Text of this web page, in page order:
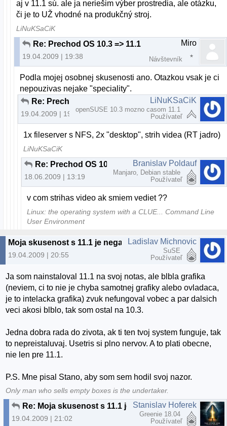
aj v 11.1 sú. ale ja neriešim výber prostredia, ale otázku,
či je to UŽ vhodné na produkčný stroj.
LiNuKSaCiK
Re: Prechod OS 10.3 => 11.1
19.04.2009 | 19:38
Miro
Návštevník
Podla mojej osobnej skusenosti ano. Otazkou vsak je ci
nepouzivas nejake "speciality".
Re: Prechod OS 10.3 => 11.1
19.04.2009 | 19:53
LiNuKSaCiK
openSUSE 10.3 mozno casom 11.1
Používateľ
1x fileserver s NFS, 2x "desktop", strih videa (RT jadro)
LiNuKSaCiK
Re: Prechod OS 10.3 => 11.1
18.06.2009 | 13:19
Branislav Poldauf
Manjaro, Debian stable
Používateľ
v com strihas video ak smiem vediet ??
Linux: the operating system with a CLUE... Command Line
User Environment
Moja skusenost s 11.1 je negativna.
19.04.2009 | 20:55
Ladislav Michnovic
SuSE
Používateľ
Ja som nainstaloval 11.1 na svoj notas, ale blbla grafika
(neviem, ci to nie je chyba samotnej grafiky alebo ovladaca,
je to intelacka grafika) zvuk nefungoval vobec a par dalsich
veci akosi blblo, tak som ostal na 10.3.
Jedna dobra rada do zivota, ak ti ten tvoj system funguje, tak
to nepreistaluvaj. Usetris si plno nervov. A to plati obecne,
nie len pre 11.1.
P.S. Mne pisal Stano, aby som sem hodil svoj nazor.
Only man who sells empty boxes is the undertaker.
Re: Moja skusenost s 11.1 je negativna.
19.04.2009 | 21:02
Stanislav Hoferek
Greenie 18.04
Používateľ